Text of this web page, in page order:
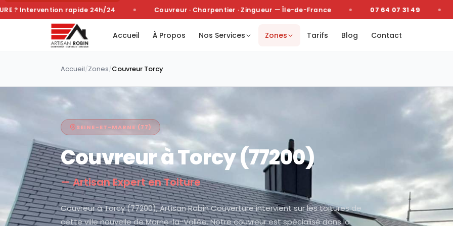
? Intervention rapide 24h/24 Couvreur · Charpentier · Zingueur — Île-de-France 07 64 07 31 49
Accueil À Propos Nos Services Zones Tarifs Blog Contact
Accueil/Zones/Couvreur Torcy
SEINE-ET-MARNE (77)
Couvreur àTorcy(77200)
— Artisan Expert en Toiture
Couvreur à Torcy (77200), Artisan Robin Couverture intervient sur les toitures de
cette ville nouvelle de Marne-la-Vallée. Notre couvreur est spécialisé dans la